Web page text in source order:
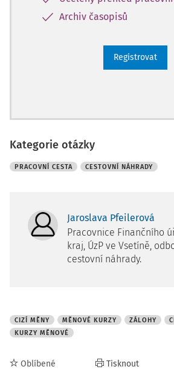
Archiv časopisů
Registrovat
Kategorie otázky
PRACOVNÍ CESTA CESTOVNÍ NÁHRADY
Jaroslava Pfeilerová
Pracovnice Finančního
kraj, ÚzP ve Vsetíně,
cestovní náhrady.
CIZÍ MĚNY MĚNOVÉ KURZY ZÁLOHY
KURZY MĚNOVÉ
Oblíbené Tisknout